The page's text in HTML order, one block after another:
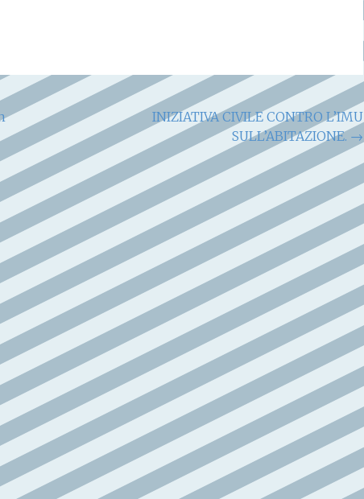
INIZIATIVA CIVILE CONTRO L’IMU
SULL’ABITAZIONE. →